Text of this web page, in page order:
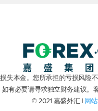
失本金。您所承担的亏损风
有必要请寻求独立财务建议。
© 2021 嘉盛外汇 | 网